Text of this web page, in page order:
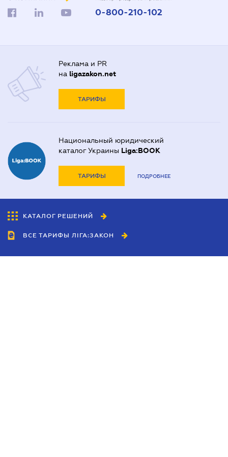
0-800-210-102
Реклама и PR
на ligazakon.net
ТАРИФЫ
Национальный юридический
каталог Украины Liga:BOOK
ТАРИФЫ ПОДРОБНЕЕ
КАТАЛОГ РЕШЕНИЙ
ВСЕ ТАРИФЫ ЛІГА:ЗАКОН